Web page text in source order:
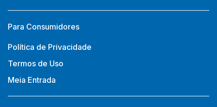
Para Consumidores
Política de Privacidade
Termos de Uso
Meia Entrada